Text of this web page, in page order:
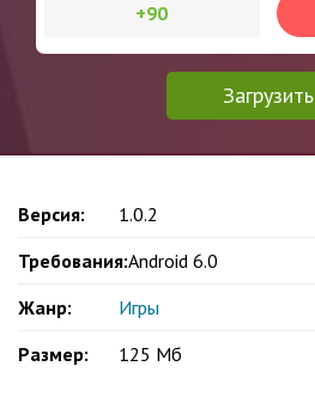
Загрузить
+90
Версия:
1.0.2
Требования:Android 6.0
Жанр:
Игры
Размер:
125 Мб